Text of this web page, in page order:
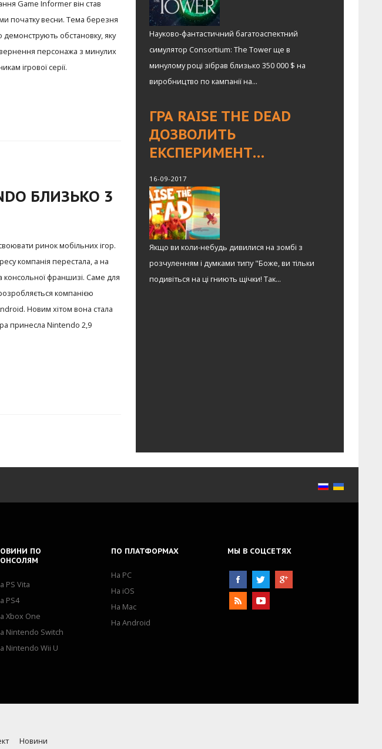
Game Informer він став
початку весни. Тема березня
обстановку, яку
персонажа з минулих
ігрової серії.
БЛИЗЬКО 3
ринок мобільних ігор.
компанія перестала, а на
консольної франшизі. Саме для
компанією
Новим хітом вона стала
принесла Nintendo 2,9
Науково-фантастичний багатоаспектний
симулятор Consortium: The Tower ще в
минулому році зібрав близько 350 000 $ на
виробництво по кампанії на...
ГРА RAISE THE DEAD
ДОЗВОЛИТЬ
ЕКСПЕРИМЕНТ…
16-09-2017
Якщо ви коли-небудь дивилися на зомбі з
розчуленням і думками типу "Боже, ви тільки
подивіться на ці гниють щічки! Так...
ПО
PS Vita
PS4
Xbox One
Nintendo Switch
Nintendo Wii U
ПО ПЛАТФОРМАХ
На PC
На iOS
На Mac
На Android
МЫ В СОЦСЕТЯХ
Новини